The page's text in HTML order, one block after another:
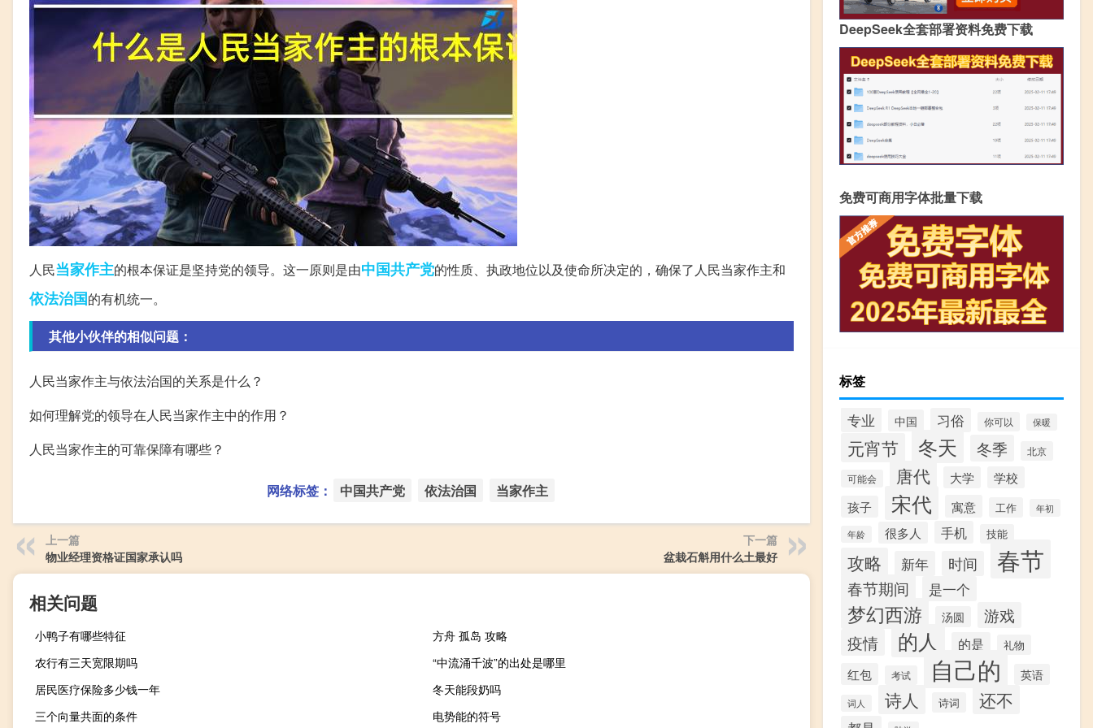
人民当家作主的根本保证是坚持党的领导。这一原则是由中国共产党的性质、执政地位以及使命所决定的，确保了人民当家作主和
依法治国的有机统一。
其他小伙伴的相似问题：
人民当家作主与依法治国的关系是什么？
如何理解党的领导在人民当家作主中的作用？
人民当家作主的可靠保障有哪些？
网络标签： 中国共产党 依法治国 当家作主
上一篇
物业经理资格证国家承认吗
下一篇
盆栽石斛用什么土最好
相关问题
小鸭子有哪些特征
方舟 孤岛 攻略
农行有三天宽限期吗
“中流涌千波”的出处是哪里
居民医疗保险多少钱一年
冬天能段奶吗
三个向量共面的条件
电势能的符号
DeepSeek全套部署资料免费下载
免费可商用字体批量下载
标签
专业 中国 习俗 你可以 保暖
元宵节 冬天 冬季 北京
可能会 唐代 大学
学校
孩子
宋代 寓意 工作 年初
年龄 很多人 手机 技能
攻略 新年 时间 春节
春节期间 是一个
梦幻西游 汤圆 游戏
疫情 的人 的是 礼物
红包 考试 自己的 英语
词人 诗人 诗词 还不